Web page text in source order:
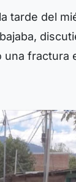
tarde del
fractura